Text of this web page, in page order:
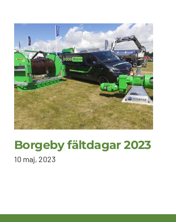
Borgeby fältdagar 2023
10 maj, 2023